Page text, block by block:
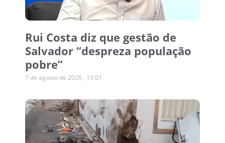
Rui Costa diz que gestão de
Salvador “despreza população
pobre”
7 de agosto de 2026 15:01